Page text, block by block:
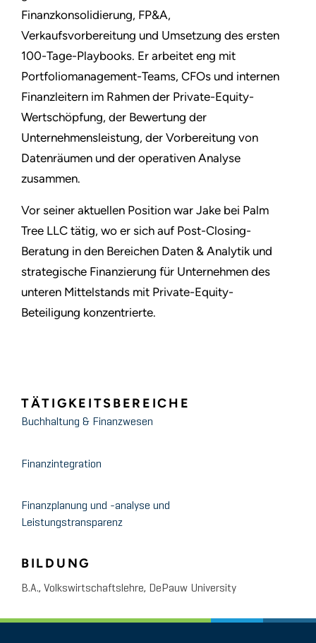
Finanzkonsolidierung, FP&A,
Verkaufsvorbereitung und Umsetzung des ersten
100-Tage-Playbooks. Er arbeitet eng mit
Portfoliomanagement-Teams, CFOs und internen
Finanzleitern im Rahmen der Private-Equity-
Wertschöpfung, der Bewertung der
Unternehmensleistung, der Vorbereitung von
Datenräumen und der operativen Analyse
zusammen.
Vor seiner aktuellen Position war Jake bei Palm
Tree LLC tätig, wo er sich auf Post-Closing-
Beratung in den Bereichen Daten & Analytik und
strategische Finanzierung für Unternehmen des
unteren Mittelstands mit Private-Equity-
Beteiligung konzentrierte.
TÄTIGKEITSBEREICHE
Buchhaltung & Finanzwesen
Finanzintegration
Finanzplanung und -analyse und
Leistungstransparenz
BILDUNG
B.A., Volkswirtschaftslehre, DePauw University